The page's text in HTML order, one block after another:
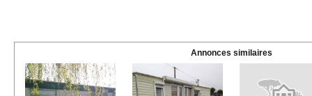
Annonces similaires